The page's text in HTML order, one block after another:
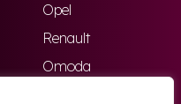
Opel
Renault
Omoda